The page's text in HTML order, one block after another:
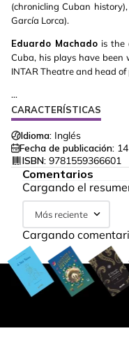
(chronicling Cuban
García Lorca).
Eduardo Machadois the
Cuba, his plays have been
INTAR Theatre and head
...
CARACTERÍSTICAS
Idioma: Inglés
Fecha de publicación:
ISBN: 9781559366601
Comentarios
Cargando el
Más reciente
Cargando